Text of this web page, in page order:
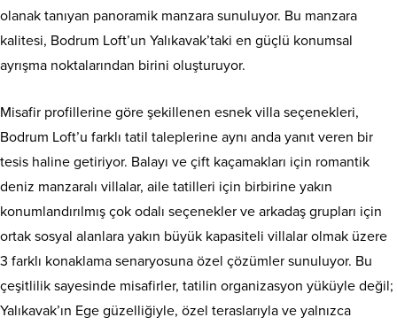
olanak tanıyan panoramik manzara sunuluyor. Bu manzara
kalitesi, Bodrum Loft’un Yalıkavak’taki en güçlü konumsal
ayrışma noktalarından birini oluşturuyor.
Misafir profillerine göre şekillenen esnek villa seçenekleri,
Bodrum Loft’u farklı tatil taleplerine aynı anda yanıt veren bir
tesis haline getiriyor. Balayı ve çift kaçamakları için romantik
deniz manzaralı villalar, aile tatilleri için birbirine yakın
konumlandırılmış çok odalı seçenekler ve arkadaş grupları için
ortak sosyal alanlara yakın büyük kapasiteli villalar olmak üzere
3 farklı konaklama senaryosuna özel çözümler sunuluyor. Bu
çeşitlilik sayesinde misafirler, tatilin organizasyon yüküyle değil;
Yalıkavak’ın Ege güzelliğiyle, özel teraslarıyla ve yalnızca